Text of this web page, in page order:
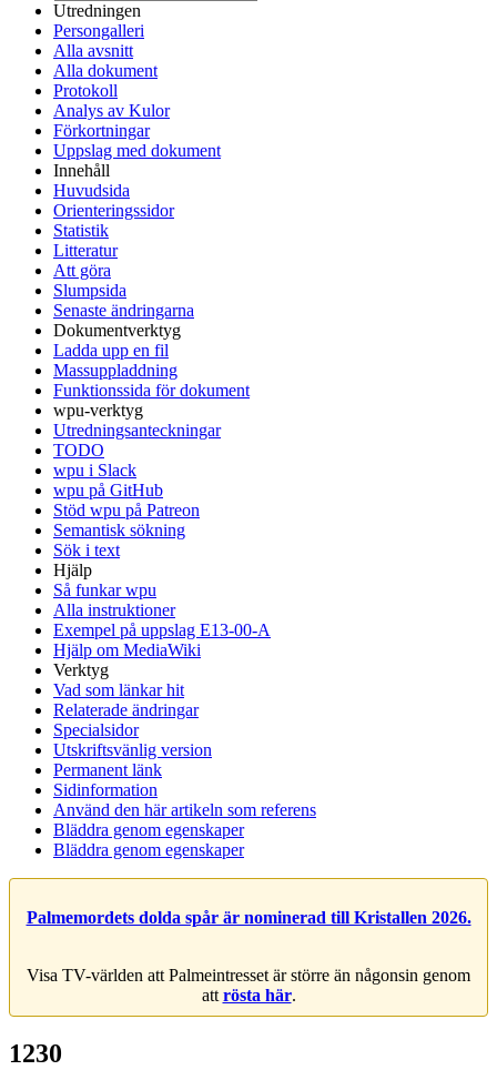
Utredningen
Persongalleri
Alla avsnitt
Alla dokument
Protokoll
Analys av Kulor
Förkortningar
Uppslag med dokument
Innehåll
Huvudsida
Orienteringssidor
Statistik
Litteratur
Att göra
Slumpsida
Senaste ändringarna
Dokumentverktyg
Ladda upp en fil
Massuppladdning
Funktionssida för dokument
wpu-verktyg
Utredningsanteckningar
TODO
wpu i Slack
wpu på GitHub
Stöd wpu på Patreon
Semantisk sökning
Sök i text
Hjälp
Så funkar wpu
Alla instruktioner
Exempel på uppslag E13-00-A
Hjälp om MediaWiki
Verktyg
Vad som länkar hit
Relaterade ändringar
Specialsidor
Utskriftsvänlig version
Permanent länk
Sidinformation
Använd den här artikeln som referens
Bläddra genom egenskaper
Bläddra genom egenskaper
Palmemordets dolda spår är nominerad till Kristallen 2026.
Visa TV-världen att Palmeintresset är större än någonsin genom
att rösta här.
1230